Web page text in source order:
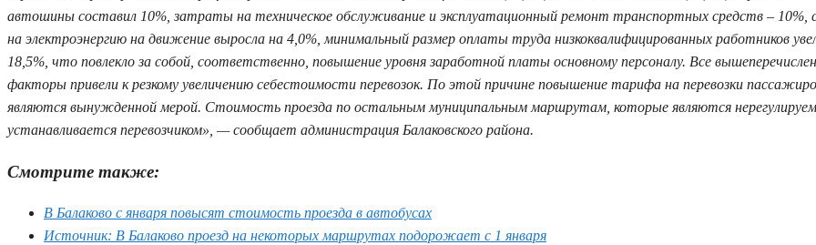
автошины составил 10%, затраты на техническое обслуживание и эксплуатационный ремонт транспортных средств – 10%,
на электроэнергию на движение выросла на 4,0%, минимальный размер оплаты труда низкоквалифицированных работников
18,5%, что повлекло за собой, соответственно, повышение уровня заработной платы основному персоналу. Все
факторы привели к резкому увеличению себестоимости перевозок. По этой причине повышение тарифа на перевозки
являются вынужденной мерой. Стоимость проезда по остальным муниципальным маршрутам, которые являются
устанавливается перевозчиком», — сообщает администрация Балаковского района.
Смотрите также:
В Балаково с января повысят стоимость проезда в автобусах
Источник: В Балаково проезд на некоторых маршрутах подорожает с 1 января